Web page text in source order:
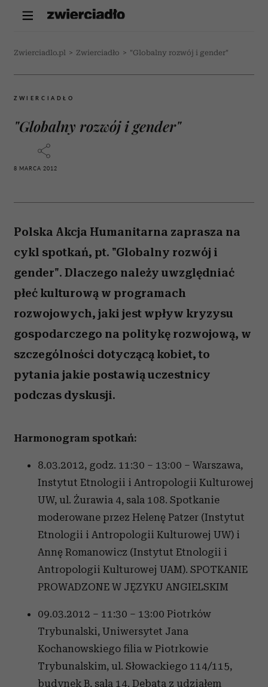
Zwierciadlo.pl > Zwierciadło > "Globalny rozwój i gender"
ZWIERCIADŁO
"Globalny rozwój i gender"
8 MARCA 2012
Polska Akcja Humanitarna zaprasza na
cykl spotkań, pt. "Globalny rozwój i
gender". Dlaczego należy uwzględniać
płeć kulturową w programach
rozwojowych, jaki jest wpływ kryzysu
gospodarczego na politykę rozwojową, w
szczególności dotyczącą kobiet, to
pytania jakie postawią uczestnicy
podczas dyskusji.
Harmonogram spotkań:
8.03.2012, godz. 11:30 – 13:00 – Warszawa,
Instytut Etnologii i Antropologii Kulturowej
UW, ul. Żurawia 4, sala 108. Spotkanie
moderowane przez Helenę Patzer (Instytut
Etnologii i Antropologii Kulturowej UW) i
Annę Romanowicz (Instytut Etnologii i
Antropologii Kulturowej UAM). SPOTKANIE
PROWADZONE W JĘZYKU ANGIELSKIM
09.03.2012 – 11:30 – 13:00 Piotrków
Trybunalski, Uniwersytet Jana
Kochanowskiego filia w Piotrkowie
Trybunalskim, ul. Słowackiego 114/115,
budynek B, sala 14. Debata z udziałem